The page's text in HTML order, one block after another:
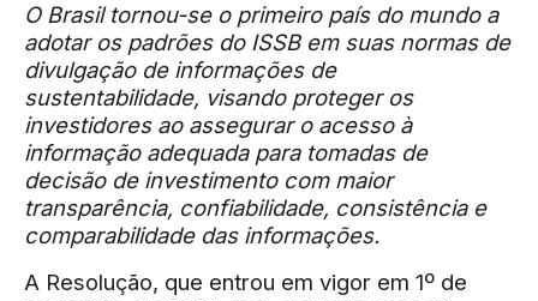
O Brasil tornou-se o primeiro país do mundo a
adotar os padrões do ISSB em suas normas de
divulgação de informações de
sustentabilidade, visando proteger os
investidores ao assegurar o acesso à
informação adequada para tomadas de
decisão de investimento com maior
transparência, confiabilidade, consistência e
comparabilidade das informações.
A Resolução, que entrou em vigor em 1º de